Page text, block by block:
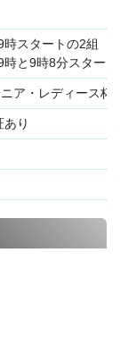
タートの2組
と9時8分スター
・レディース杯
り